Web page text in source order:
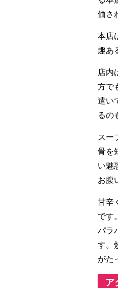
価さ
本店
趣あ
店内
方で
遣い
るの
スー
骨を
い魅
お腹
甘辛
です
パラ
す。
がた
ア